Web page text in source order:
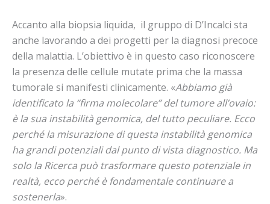
Accanto alla biopsia liquida, il gruppo di D’Incalci sta
anche lavorando a dei progetti per la diagnosi precoce
della malattia. L’obiettivo è in questo caso riconoscere
la presenza delle cellule mutate prima che la massa
tumorale si manifesti clinicamente. «Abbiamo già
identificato la “firma molecolare” del tumore all’ovaio:
è la sua instabilità genomica, del tutto peculiare. Ecco
perché la misurazione di questa instabilità genomica
ha grandi potenziali dal punto di vista diagnostico. Ma
solo la Ricerca può trasformare questo potenziale in
realtà, ecco perché è fondamentale continuare a
sostenerla».